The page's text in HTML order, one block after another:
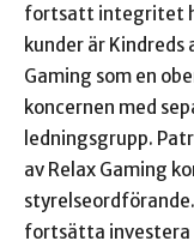
fortsatt integritet
kunder är
Gaming som en
koncernen med
ledningsgrupp.
av Relax Gaming
fortsätta investera